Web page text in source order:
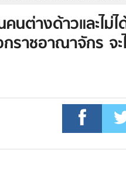
นต่างด้าวและไม่
ราชอาณาจักร จะ